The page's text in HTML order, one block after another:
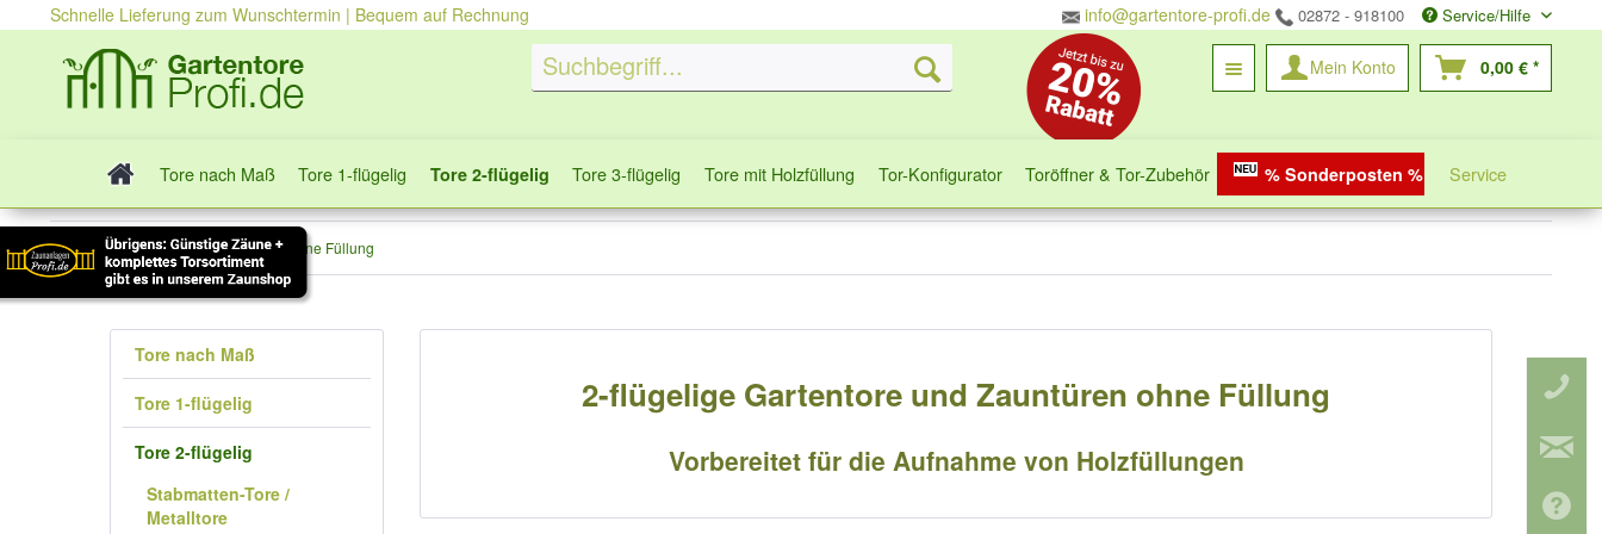
Schnelle Lieferung zum Wunschtermin | Bequem auf Rechnung info@gartentore-profi.de 02872 - 918100 Service/Hilfe
Mein Konto 0,00 € *
Tore nach Maß Tore 1-flügelig Tore 2-flügelig Tore 3-flügelig Tore mit Holzfüllung Tor-Konfigurator Toröffner & Tor-Zubehör % Sonderposten % Service
Tore 2-flügelig Tore ohne Füllung
Tore nach Maß
Tore 1-flügelig
Tore 2-flügelig
Stabmatten-Tore /
Metalltore
2-flügelige Gartentore und Zauntüren ohne Füllung
Vorbereitet für die Aufnahme von Holzfüllungen